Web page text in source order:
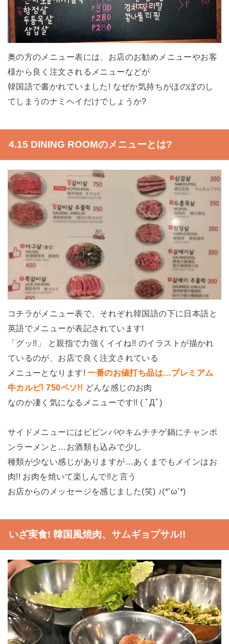
奥の方のメニュー表には、お店のお勧めメニューやお客
様から良く注文されるメニューなどが
韓国語で書かれていました! なぜか気持ちがほのぼのし
てしまうのナミヘイだけでしょうか?
4.15 DINING ROOMのメニューとは?
コチラがメニュー表で、それぞれ韓国語の下に日本語と
英語でメニューが表記されています!
「グッ!!」 と親指で力強くイイね!! のイラストが描かれ
ているのが、お店で良く注文されている
メニューとなります!一番のお値打ち品は…プレミアム
牛カルビ! 750ペソ!! どんな感じのお肉
なのか凄く気になるメニューです!! ( ﾟДﾟ)
サイドメニューにはビビンバやキムチチゲ鍋にチャンポ
ンラーメンと…お酒類も込みで少し
種類が少ない感じがありますが…あくまでもメインはお
肉!! お肉を焼いて楽しんで!!と言う
お店からのメッセージを感じました(笑) ♪(*’ω’*)
いざ実食! 韓国風焼肉、サムギョプサル!!